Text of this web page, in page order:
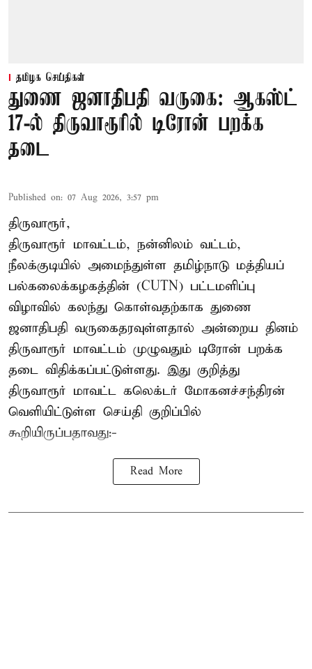
தமிழக செய்திகள்
துணை ஜனாதிபதி வருகை: ஆகஸ்ட்
17-ல் திருவாரூரில் டிரோன் பறக்க
தடை
Published on: 07 Aug 2026, 3:57 pm
திருவாரூர்,
திருவாரூர் மாவட்டம், நன்னிலம் வட்டம்,
நீலக்குடியில் அமைந்துள்ள தமிழ்நாடு மத்தியப்
பல்கலைக்கழகத்தின் (CUTN) பட்டமளிப்பு
விழாவில் கலந்து கொள்வதற்காக துணை
ஜனாதிபதி வருகைதரவுள்ளதால் அன்றைய தினம்
திருவாரூர் மாவட்டம் முழுவதும் டிரோன் பறக்க
தடை விதிக்கப்பட்டுள்ளது. இது குறித்து
திருவாரூர் மாவட்ட கலெக்டர் மோகனச்சந்திரன்
வெளியிட்டுள்ள செய்தி குறிப்பில்
கூறியிருப்பதாவது:-
Read More